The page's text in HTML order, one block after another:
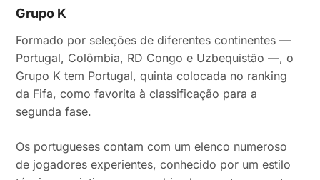
Grupo K
Formado por seleções de diferentes continentes —
Portugal, Colômbia, RD Congo e Uzbequistão —, o
Grupo K tem Portugal, quinta colocada no ranking
da Fifa, como favorita à classificação para a
segunda fase.
Os portugueses contam com um elenco numeroso
de jogadores experientes, conhecido por um estilo